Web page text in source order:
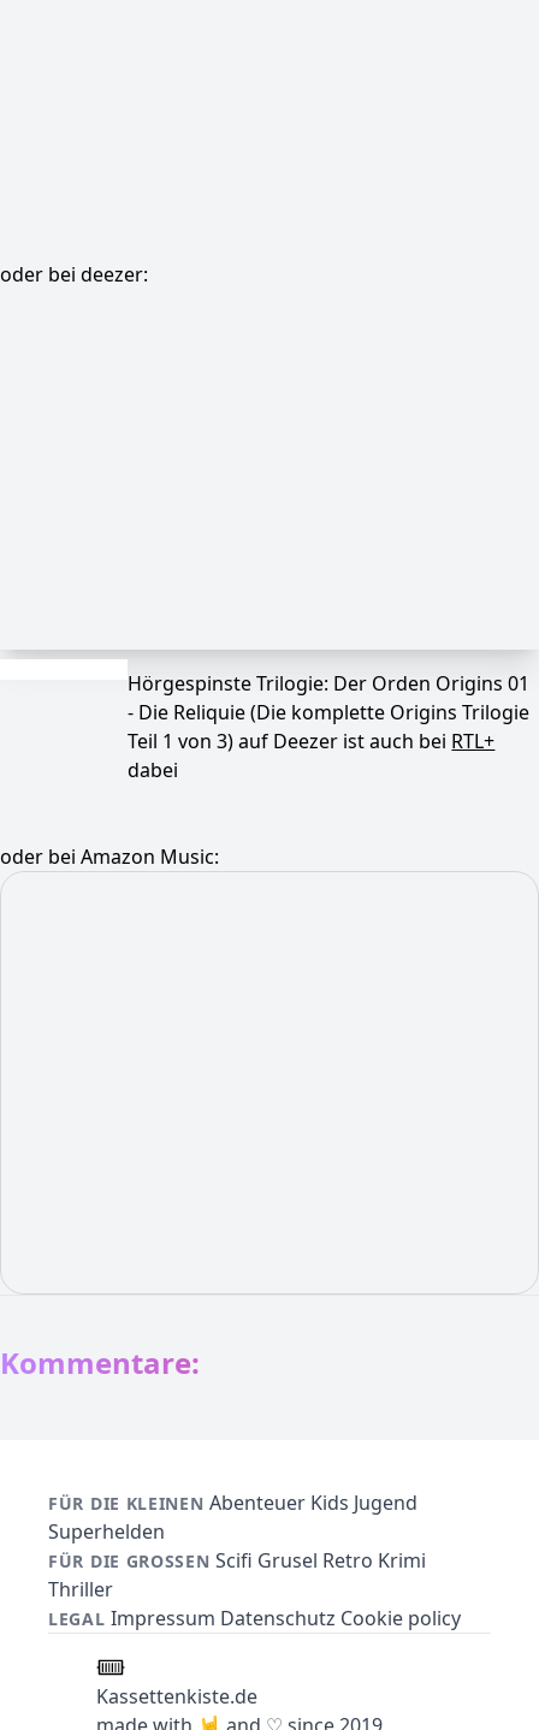
oder bei deezer:
Hörgespinste Trilogie: Der Orden Origins 01
- Die Reliquie (Die komplette Origins Trilogie
Teil 1 von 3) auf Deezer ist auch bei RTL+
dabei
oder bei Amazon Music:
Kommentare:
FÜR DIE KLEINEN Abenteuer Kids Jugend
Superhelden
FÜR DIE GROSSEN Scifi Grusel Retro Krimi
Thriller
LEGAL Impressum Datenschutz Cookie policy
Kassettenkiste.de